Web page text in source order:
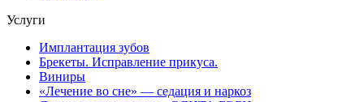
Услуги
Имплантация зубов
Брекеты. Исправление прикуса.
Виниры
«Лечение во сне» — седация и наркоз